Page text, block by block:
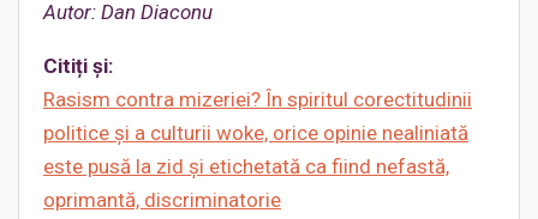
Autor: Dan Diaconu
Citiți și:
Rasism contra mizeriei? În spiritul corectitudinii
politice și a culturii woke, orice opinie nealiniată
este pusă la zid și etichetată ca fiind nefastă,
oprimantă, discriminatorie